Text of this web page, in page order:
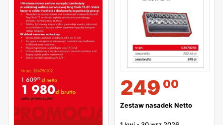
249 00
Zestaw nasadek Netto